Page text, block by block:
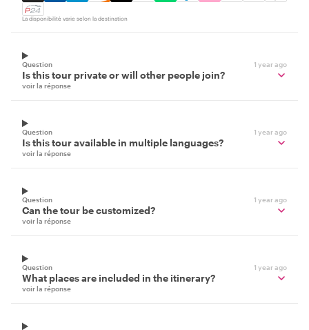
La disponibilité varie selon la destination
Question 1 year ago
Is this tour private or will other people join?
voir la réponse
Question 1 year ago
Is this tour available in multiple languages?
voir la réponse
Question 1 year ago
Can the tour be customized?
voir la réponse
Question 1 year ago
What places are included in the itinerary?
voir la réponse